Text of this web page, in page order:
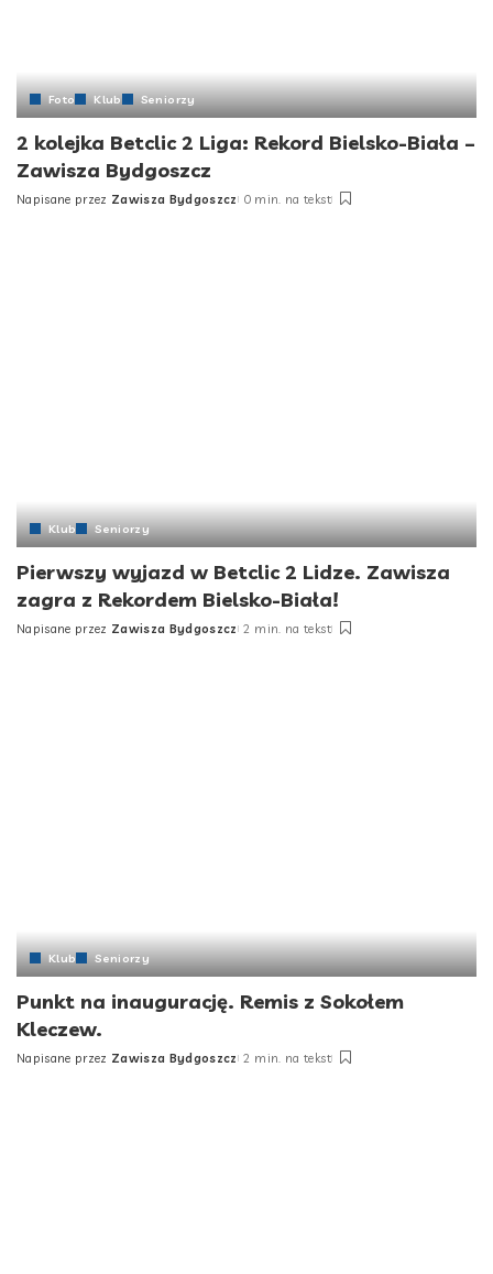
Foto Klub Seniorzy
2 kolejka Betclic 2 Liga: Rekord Bielsko-Biała –
Zawisza Bydgoszcz
Napisane przez Zawisza Bydgoszcz 0 min. na tekst
Klub Seniorzy
Pierwszy wyjazd w Betclic 2 Lidze. Zawisza
zagra z Rekordem Bielsko-Biała!
Napisane przez Zawisza Bydgoszcz 2 min. na tekst
Klub Seniorzy
Punkt na inaugurację. Remis z Sokołem
Kleczew.
Napisane przez Zawisza Bydgoszcz 2 min. na tekst